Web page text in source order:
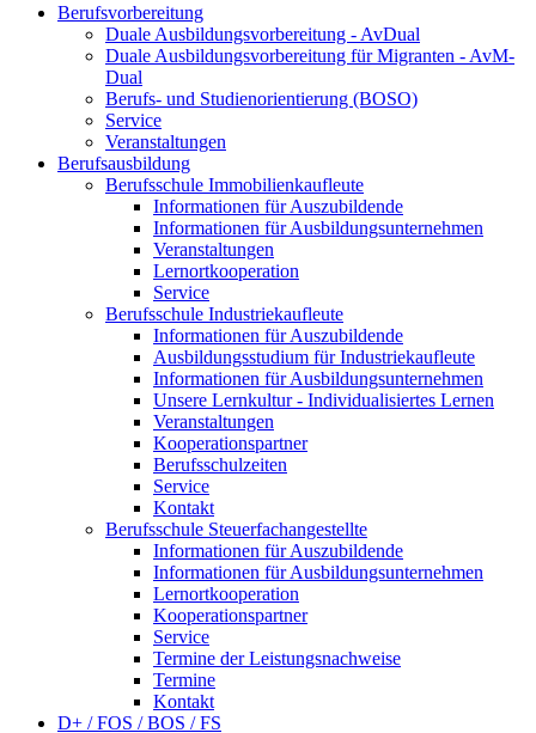
Berufsvorbereitung
Duale Ausbildungsvorbereitung - AvDual
Duale Ausbildungsvorbereitung für Migranten - AvM-
Dual
Berufs- und Studienorientierung (BOSO)
Service
Veranstaltungen
Berufsausbildung
Berufsschule Immobilienkaufleute
Informationen für Auszubildende
Informationen für Ausbildungsunternehmen
Veranstaltungen
Lernortkooperation
Service
Berufsschule Industriekaufleute
Informationen für Auszubildende
Ausbildungsstudium für Industriekaufleute
Informationen für Ausbildungsunternehmen
Unsere Lernkultur - Individualisiertes Lernen
Veranstaltungen
Kooperationspartner
Berufsschulzeiten
Service
Kontakt
Berufsschule Steuerfachangestellte
Informationen für Auszubildende
Informationen für Ausbildungsunternehmen
Lernortkooperation
Kooperationspartner
Service
Termine der Leistungsnachweise
Termine
Kontakt
D+ / FOS / BOS / FS